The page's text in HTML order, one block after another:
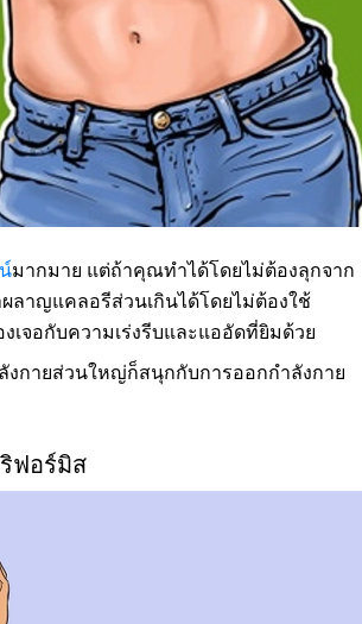
มากมาย แต่ถ้าคุณทำได้โดยไม่ต้องลุกจาก
ลาญแคลอรีส่วนเกินได้โดยไม่ต้องใช้
จอกับความเร่งรีบและแออัดที่ยิมด้วย
กายส่วนใหญ่ก็สนุกกับการออกกำลังกาย
ฟอร์มิส